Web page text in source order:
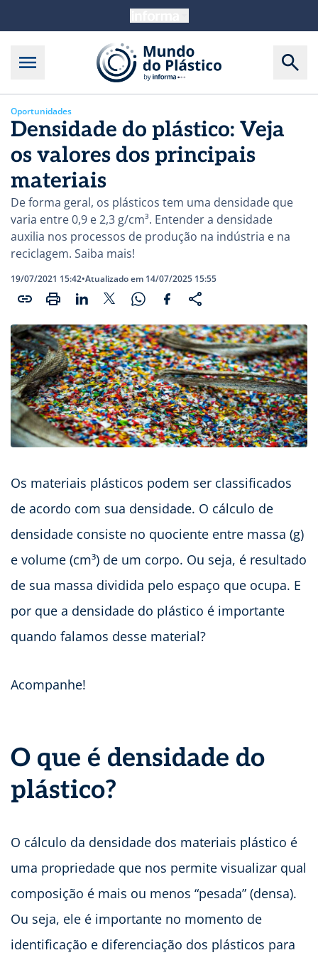
Oportunidades
Densidade do plástico: Veja
os valores dos principais
materiais
De forma geral, os plásticos tem uma densidade que
varia entre 0,9 e 2,3 g/cm³. Entender a densidade
auxilia nos processos de produção na indústria e na
reciclagem. Saiba mais!
19/07/2021 15:42•Atualizado em 14/07/2025 15:55
Os materiais plásticos podem ser classificados
de acordo com sua densidade. O cálculo de
densidade consiste no quociente entre massa (g)
e volume (cm³) de um corpo. Ou seja, é resultado
de sua massa dividida pelo espaço que ocupa. E
por que a densidade do plástico é importante
quando falamos desse material?
Acompanhe!
O que é densidade do
plástico?
O cálculo da densidade dos materiais plástico é
uma propriedade que nos permite visualizar qual
composição é mais ou menos “pesada” (densa).
Ou seja, ele é importante no momento de
identificação e diferenciação dos plásticos para